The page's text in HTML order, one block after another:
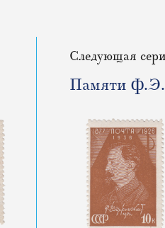
Следующая
Памяти Ф.Э.